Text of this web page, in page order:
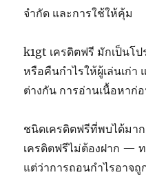
จำกัด และการใช้ให้คุ้ม
k1gt เครดิตฟรี มักเป็นโ
หรือคืนกำไรให้ผู้เล่นเก่า
ต่างกัน การอ่านเนื้อหาก่
ชนิดเครดิตฟรีที่พบได้มาก
เครดิตฟรีไม่ต้องฝาก —
แต่ว่าการถอนกำไรอาจถู